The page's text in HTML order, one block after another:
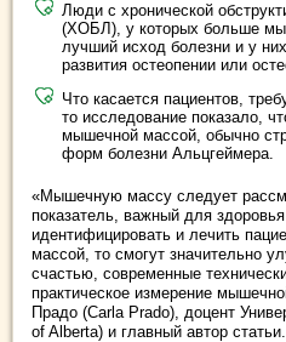
Люди с хронической
(ХОБЛ), у которых больше
лучший исход болезни и у
развития остеопении или
Что касается пациентов,
то исследование показало,
мышечной массой, обычно
форм болезни Альцгеймера.
«Мышечную массу следует
показатель, важный для
идентифицировать и лечить
массой, то смогут значительно
счастью, современные
практическое измерение
Прадо (Carla Prado), доцент
of Alberta) и главный автор статьи.